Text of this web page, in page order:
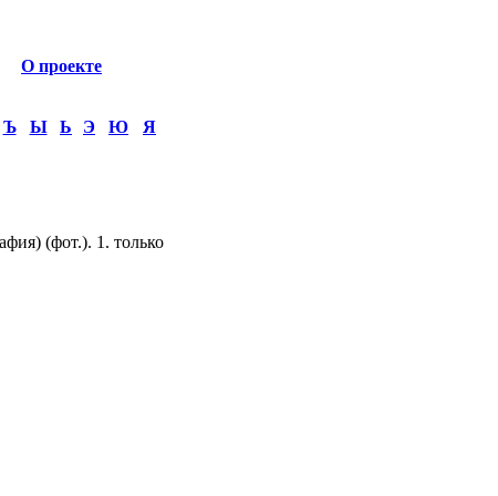
О проекте
Ъ Ы Ь Э Ю Я
(фот.). 1. только